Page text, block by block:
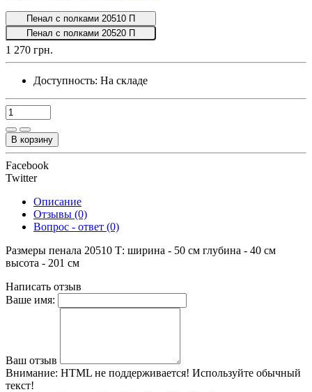
Пенал с полками 20510 П
Пенал с полками 20520 П
1 270 грн.
Доступность: На складе
В корзину
Facebook
Twitter
Описание
Отзывы (0)
Вопрос - ответ (0)
Размеры пенала 20510 Т: ширина - 50 см глубина - 40 см
высота - 201 см
Написать отзыв
Ваше имя:
Ваш отзыв
Внимание: HTML не поддерживается! Используйте обычный
текст!